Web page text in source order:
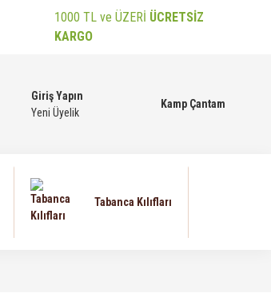
1000 TL ve ÜZERİ ÜCRETSİZ
KARGO
Giriş Yapın
Yeni Üyelik
Kamp Çantam
Tabanca Kılıfları